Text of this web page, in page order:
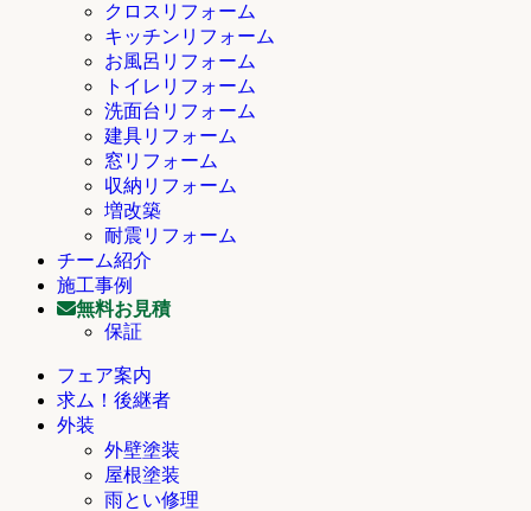
クロスリフォーム
キッチンリフォーム
お風呂リフォーム
トイレリフォーム
洗面台リフォーム
建具リフォーム
窓リフォーム
収納リフォーム
増改築
耐震リフォーム
チーム紹介
施工事例
無料お見積
保証
フェア案内
求ム！後継者
外装
外壁塗装
屋根塗装
雨とい修理